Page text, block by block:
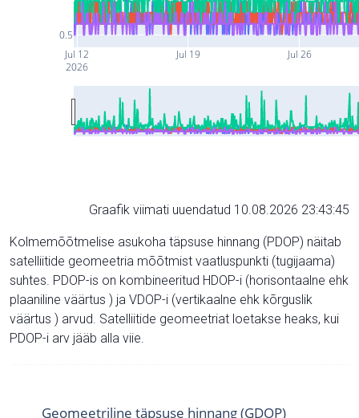
Jul 12
2026
Jul 19 Jul 26
0.5
Graafik viimati uuendatud 10.08.2026 23:43:45
Kolmemõõtmelise asukoha täpsuse hinnang (PDOP) näitab
satelliitide geomeetria mõõtmist vaatluspunkti (tugijaama)
suhtes. PDOP-is on kombineeritud HDOP-i (horisontaalne ehk
plaaniline väärtus ) ja VDOP-i (vertikaalne ehk kõrguslik
väärtus ) arvud. Satelliitide geomeetriat loetakse heaks, kui
PDOP-i arv jääb alla viie.
Geomeetriline täpsuse hinnang (GDOP)